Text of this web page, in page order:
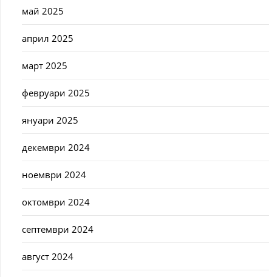
май 2025
април 2025
март 2025
февруари 2025
януари 2025
декември 2024
ноември 2024
октомври 2024
септември 2024
август 2024